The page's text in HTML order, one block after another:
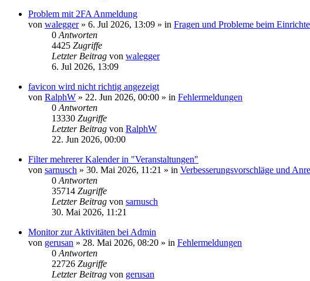
Problem mit 2FA Anmeldung
von walegger» 6. Jul 2026, 13:09 » in Fragen und Probleme beim
0 Antworten
4425 Zugriffe
Letzter Beitrag von walegger
6. Jul 2026, 13:09
favicon wird nicht richtig angezeigt
von RalphW » 22. Jun 2026, 00:00 » in Fehlermeldungen
0 Antworten
13330 Zugriffe
Letzter Beitrag von RalphW
22. Jun 2026, 00:00
Filter mehrerer Kalender in "Veranstaltungen"
von sarnusch » 30. Mai 2026, 11:21 » in Verbesserungsvorschläge und
0 Antworten
35714 Zugriffe
Letzter Beitrag von sarnusch
30. Mai 2026, 11:21
Monitor zur Aktivitäten bei Admin
von gerusan » 28. Mai 2026, 08:20 » in Fehlermeldungen
0 Antworten
22726 Zugriffe
Letzter Beitrag von gerusan